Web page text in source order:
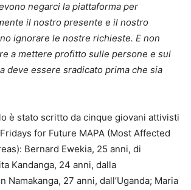
negarci la piattaforma per
il nostro presente e il nostro
ignorare le nostre richieste. E non
a mettere profitto sulle persone e sul
deve essere sradicato prima che sia
è stato scritto da cinque giovani attivisti
for Future MAPA (Most Affected
Bernard Ewekia, 25 anni, di
Kandanga, 24 anni, dalla
Namakanga, 27 anni, dall’Uganda; Maria